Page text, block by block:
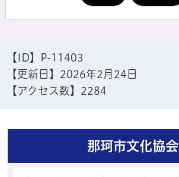
【ID】
P-11403
【更新日】 2026年2月24日
【アクセス数】 2284
那珂市文化協会